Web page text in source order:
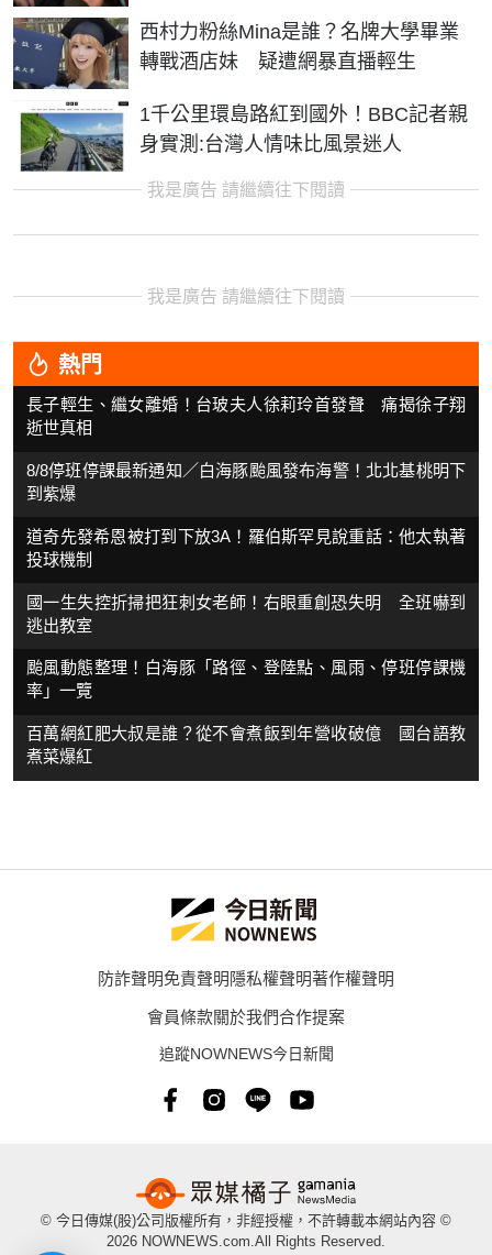
西村力粉絲Mina是誰？名牌大學畢業
轉戰酒店妹 疑遭網暴直播輕生
1千公里環島路紅到國外！BBC記者親
身實測:台灣人情味比風景迷人
我是廣告 請繼續往下閱讀
我是廣告 請繼續往下閱讀
熱門
長子輕生、繼女離婚！台玻夫人徐莉玲首發聲 痛揭徐子翔
逝世真相
8/8停班停課最新通知／白海豚颱風發布海警！北北基桃明下
到紫爆
道奇先發希恩被打到下放3A！羅伯斯罕見說重話：他太執著
投球機制
國一生失控折掃把狂刺女老師！右眼重創恐失明 全班嚇到
逃出教室
颱風動態整理！白海豚「路徑、登陸點、風雨、停班停課機
率」一覽
百萬網紅肥大叔是誰？從不會煮飯到年營收破億 國台語教
煮菜爆紅
防詐聲明免責聲明隱私權聲明著作權聲明
會員條款關於我們合作提案
追蹤NOWNEWS今日新聞
© 今日傳媒(股)公司版權所有，非經授權，不許轉載本網站內容 ©
2026 NOWNEWS.com.All Rights Reserved.